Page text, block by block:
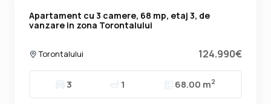
Apartament cu 3 camere, 68 mp, etaj 3, de
vanzare in zona Torontalului
Torontalului 124.990€
3 1 68.00 m2